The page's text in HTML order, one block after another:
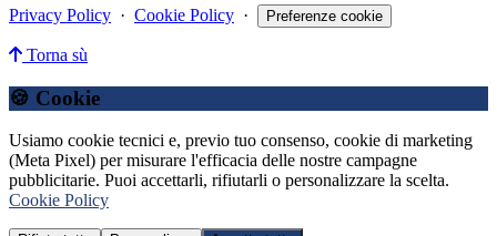
Privacy Policy · Cookie Policy · Preferenze cookie
Torna sù
🍪 Cookie
Usiamo cookie tecnici e, previo tuo consenso, cookie di marketing
(Meta Pixel) per misurare l'efficacia delle nostre campagne
pubblicitarie. Puoi accettarli, rifiutarli o personalizzare la scelta.
Cookie Policy